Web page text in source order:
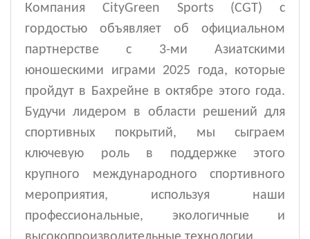
Компания CityGreen Sports (CGT) с
гордостью объявляет об официальном
партнерстве с 3-ми Азиатскими
юношескими играми 2025 года, которые
пройдут в Бахрейне в октябре этого года.
Будучи лидером в области решений для
спортивных покрытий, мы сыграем
ключевую роль в поддержке этого
крупного международного спортивного
мероприятия, используя наши
профессиональные, экологичные и